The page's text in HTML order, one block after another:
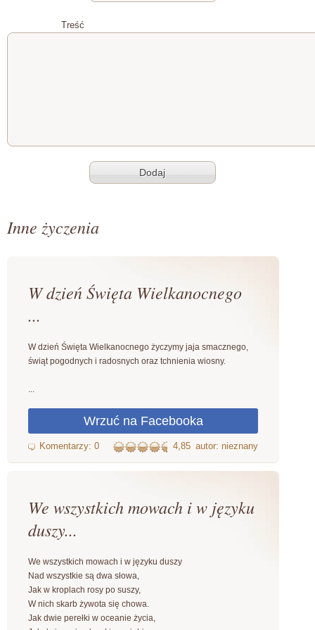
Treść
Inne życzenia
W dzień Święta Wielkanocnego
...
W dzień Święta Wielkanocnego życzymy jaja smacznego,
świąt pogodnych i radosnych oraz tchnienia wiosny.
...
4,85 autor: nieznany
We wszystkich mowach i w języku
duszy...
We wszystkich mowach i w języku duszy
Nad wszystkie są dwa słowa,
Jak w kroplach rosy po suszy,
W nich skarb żywota się chowa.
Jak dwie perełki w oceanie życia,